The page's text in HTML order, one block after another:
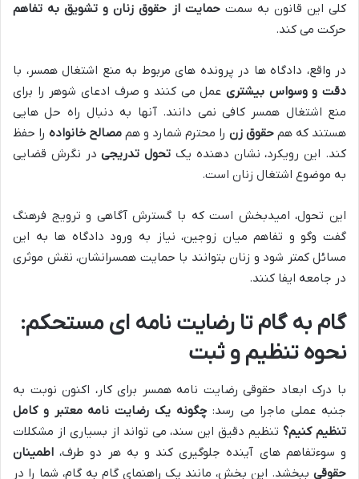
کلی این قانون به سمتحمایت از حقوق زنان و تشویق به تفاهم
حرکت می کند.
در واقع، دادگاه ها در پرونده های مربوط به منع اشتغال همسر، با
دقت و وسواس بیشتری عمل می کنند و صرف ادعای شوهر را برای
منع اشتغال همسر کافی نمی دانند. آنها به دنبال راه حل هایی
هستند که هم حقوق زن را محترم شمارد و هم مصالح خانواده را حفظ
کند. این رویکرد، نشان دهنده یک تحول تدریجیدر نگرش قضایی
به موضوع اشتغال زنان است.
این تحول، امیدبخش است که با گسترش آگاهی و ترویج فرهنگ
گفت وگو و تفاهم میان زوجین، نیاز به ورود دادگاه ها به این
مسائل کمتر شود و زنان بتوانند با حمایت همسرانشان، نقش موثری
در جامعه ایفا کنند.
گام به گام تا رضایت نامه ای مستحکم:
نحوه تنظیم و ثبت
با درک ابعاد حقوقی رضایت نامه همسر برای کار، اکنون نوبت به
جنبه عملی ماجرا می رسد:چگونه یک رضایت نامه معتبر و کامل
تنظیم کنیم؟تنظیم دقیق این سند، می تواند از بسیاری از مشکلات
و سوءتفاهم های آینده جلوگیری کند و به هر دو طرف، اطمینان
حقوقی ببخشد. این بخش، مانند یک راهنمای گام به گام، شما را در